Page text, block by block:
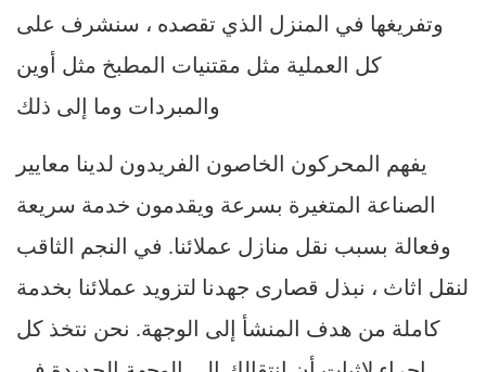
وتفريغها في المنزل الذي تقصده ، سنشرف على
كل العملية مثل مقتنيات المطبخ مثل أوين
والمبردات وما إلى ذلك
يفهم المحركون الخاصون الفريدون لدينا معايير
الصناعة المتغيرة بسرعة ويقدمون خدمة سريعة
وفعالة بسبب نقل منازل عملائنا. في النجم الثاقب
لنقل اثاث ، نبذل قصارى جهدنا لتزويد عملائنا بخدمة
كاملة من هدف المنشأ إلى الوجهة. نحن نتخذ كل